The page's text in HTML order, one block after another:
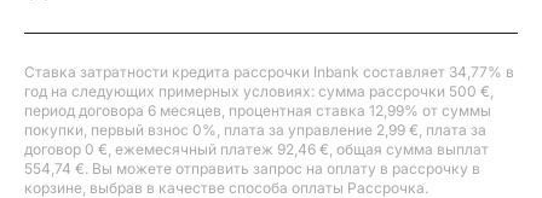
Ставка затратности кредита рассрочки Inbank составляет 34,77% в
год на следующих примерных условиях: сумма рассрочки 500 €,
период договора 6 месяцев, процентная ставка 12,99% от суммы
покупки, первый взнос 0%, плата за управление 2,99 €, плата за
договор 0 €, ежемесячный платеж 92,46 €, общая сумма выплат
554,74 €. Вы можете отправить запрос на оплату в рассрочку в
корзине, выбрав в качестве способа оплаты Рассрочка.